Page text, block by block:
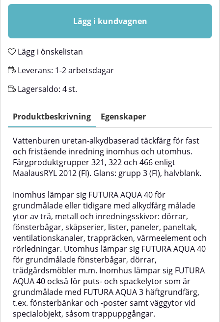
Lägg i kundvagnen
Lägg i önskelistan
Leverans: 1-2 arbetsdagar
Lagersaldo: 4st.
Produktbeskrivning Egenskaper
Vattenburen uretan-alkydbaserad täckfärg för fast
och fristående inredning inomhus och utomhus.
Färgproduktgrupper 321, 322 och 466 enligt
MaalausRYL 2012 (FI). Glans: grupp 3 (FI), halvblank.
Inomhus lämpar sig FUTURA AQUA 40 för
grundmålade eller tidigare med alkydfärg målade
ytor av trä, metall och inredningsskivor: dörrar,
fönsterbågar, skåpserier, lister, paneler, paneltak,
ventilationskanaler, trappräcken, värmeelement och
rörledningar. Utomhus lämpar sig FUTURA AQUA 40
för grundmålade fönsterbågar, dörrar,
trädgårdsmöbler m.m. Inomhus lämpar sig FUTURA
AQUA 40 också för puts- och spackelytor som är
grundmålade med FUTURA AQUA 3 häftgrundfärg,
t.ex. fönsterbänkar och -poster samt väggytor vid
specialobjekt, såsom trappuppgångar.